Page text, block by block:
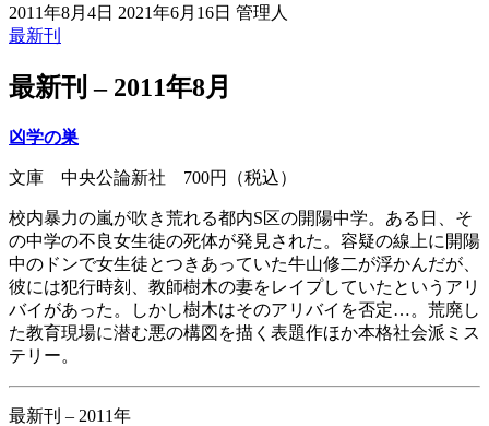
2011年8月4日 2021年6月16日 管理人
最新刊
最新刊 – 2011年8月
凶学の巣
文庫 中央公論新社 700円（税込）
校内暴力の嵐が吹き荒れる都内S区の開陽中学。ある日、そ
の中学の不良女生徒の死体が発見された。容疑の線上に開陽
中のドンで女生徒とつきあっていた牛山修二が浮かんだが、
彼には犯行時刻、教師樹木の妻をレイプしていたというアリ
バイがあった。しかし樹木はそのアリバイを否定…。荒廃し
た教育現場に潜む悪の構図を描く表題作ほか本格社会派ミス
テリー。
最新刊 – 2011年